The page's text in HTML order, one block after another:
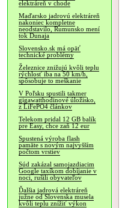
elektráreň v chode
Maďarsko jadrovú elektráreň
nakoniec kompletne
neodstavilo, Rumunsko mení
tok Dunaja
Slovensko.sk má opäť
technické problémy
Železnice znižujú kvôli teplu
rýchlosť iba na 50 km/h,
spôsobuje to meškanie
V Poľsku spustili takmer
gigawatthodinové úložisko,
z LiFePO4 článkov
Telekom pridal 12 GB balík
pre Easy, chce zaň 12 eur
Spustená výroba flash
pamäte s novým najvyšším
počtom vrstiev
Súd zakázal samojazdiacim
Google taxíkom dobíjanie v
noci, rušili obyvateľov
Ďalšia jadrová elektráreň
južne od Slovenska musela
kvôli teplu znížiť výkon